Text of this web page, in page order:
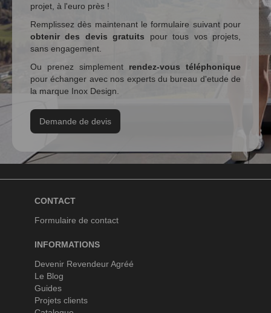
projet, à l'euro près !
Remplissez dès maintenant le formulaire suivant pour
obtenir des devis gratuits pour tous vos projets,
sans engagement.
Ou prenez simplement rendez-vous téléphonique
pour échanger avec nos experts du bureau d'etude de
la marque Inox Design.
Demande de devis
CONTACT
Formulaire de contact
INFORMATIONS
Devenir Revendeur Agréé
Le Blog
Guides
Projets clients